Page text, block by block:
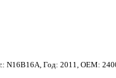
N16B16A, Год: 2011, OEM: